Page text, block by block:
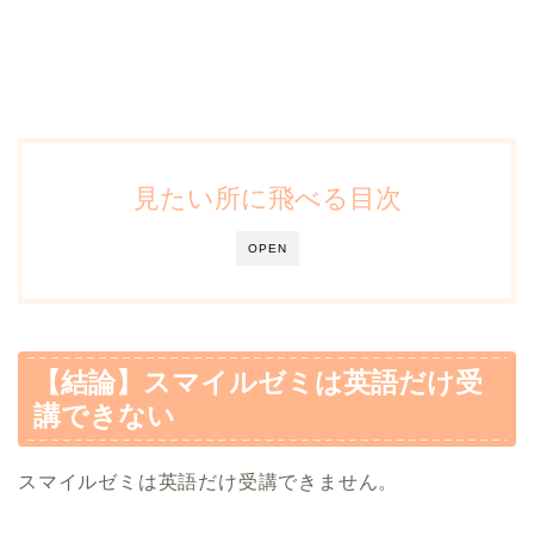
OPEN
見たい所に飛べる目次
【結論】スマイルゼミは英語だけ受
講できない
スマイルゼミは英語だけ受講できません。